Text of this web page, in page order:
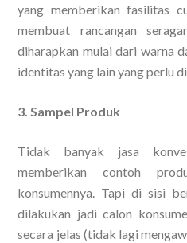
yang memberikan fasilitas
membuat rancangan
diharapkan mulai dari warna
identitas yang lain yang perlu
3. Sampel Produk
Tidak banyak jasa
memberikan contoh
konsumennya. Tapi di sisi
dilakukan jadi calon
secara jelas (tidak lagi